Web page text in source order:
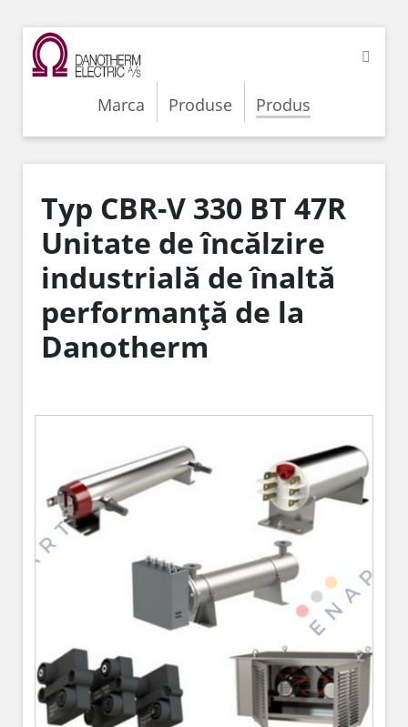
Marca Produse Produs
Typ CBR-V 330 BT 47R
Unitate de încălzire
industrială de înaltă
performanță de la
Danotherm